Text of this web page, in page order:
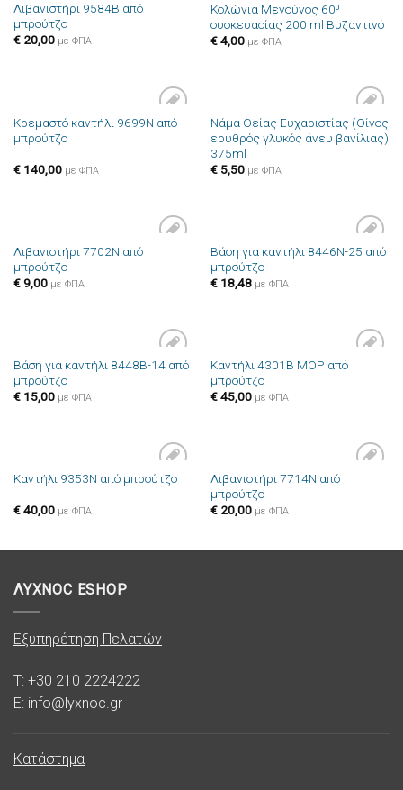
Πρόσθήκη
Λιβανιστήρι 9584B από
μπρούτζο
€20,00 με ΦΠΑ
Πρόσθήκη
στην λίστα
Κολώνια Μενούνος 60⁰
συσκευασίας 200 ml Βυζαντινό
€4,00 με ΦΠΑ
Πρόσθήκη
Κρεμαστό καντήλι 9699N από
μπρούτζο
€140,00 με ΦΠΑ
Πρόσθήκη
στην λίστα
Νάμα Θείας Ευχαριστίας (Οίνος
ερυθρός γλυκός άνευ βανίλιας)
375ml
€5,50 με ΦΠΑ
Πρόσθήκη
Λιβανιστήρι 7702N από
μπρούτζο
€9,00 με ΦΠΑ
Πρόσθήκη
Βάση για καντήλι 8446N-25 από
μπρούτζο
€18,48 με ΦΠΑ
Πρόσθήκη
Βάση για καντήλι 8448B-14 από
μπρούτζο
€15,00 με ΦΠΑ
Πρόσθήκη
Καντήλι 4301B MOP από
μπρούτζο
€45,00 με ΦΠΑ
Πρόσθήκη
Καντήλι 9353N από μπρούτζο
€40,00 με ΦΠΑ
Πρόσθήκη
Λιβανιστήρι 7714N από
μπρούτζο
€20,00 με ΦΠΑ
ΛΥΧΝΟC ESHOP
Εξυπηρέτηση Πελατών
T: +30 210 2224222
E: info@lyxnoc.gr
Κατάστημα